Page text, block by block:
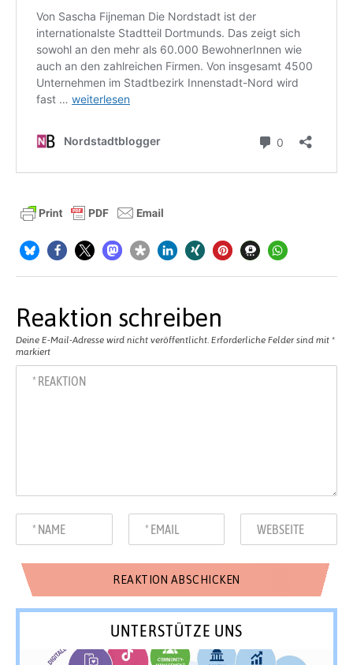
Reaktion schreiben
Deine E-Mail-Adresse wird nicht veröffentlicht. Erforderliche Felder sind mit *
markiert
UNTERSTÜTZE UNS